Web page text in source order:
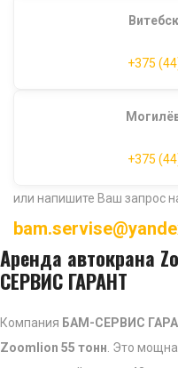
+375
+375
или напишите Ваш запрос
Аренда автокрана
СЕРВИС ГАРАНТ
Компания БАМ-СЕРВИС
Zoomlion 55 тонн . Это